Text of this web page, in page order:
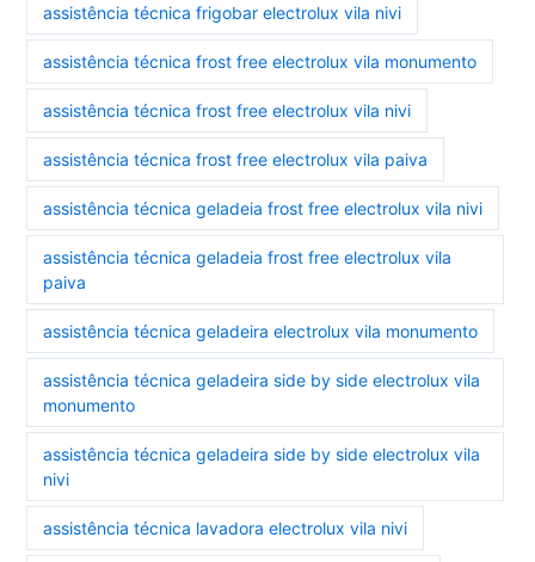
assistência técnica frigobar electrolux vila nivi
assistência técnica frost free electrolux vila monumento
assistência técnica frost free electrolux vila nivi
assistência técnica frost free electrolux vila paiva
assistência técnica geladeia frost free electrolux vila nivi
assistência técnica geladeia frost free electrolux vila
paiva
assistência técnica geladeira electrolux vila monumento
assistência técnica geladeira side by side electrolux vila
monumento
assistência técnica geladeira side by side electrolux vila
nivi
assistência técnica lavadora electrolux vila nivi